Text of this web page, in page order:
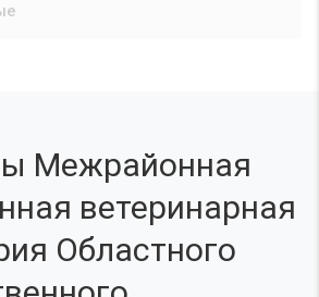
Межрайонная
ветеринарная
Областного